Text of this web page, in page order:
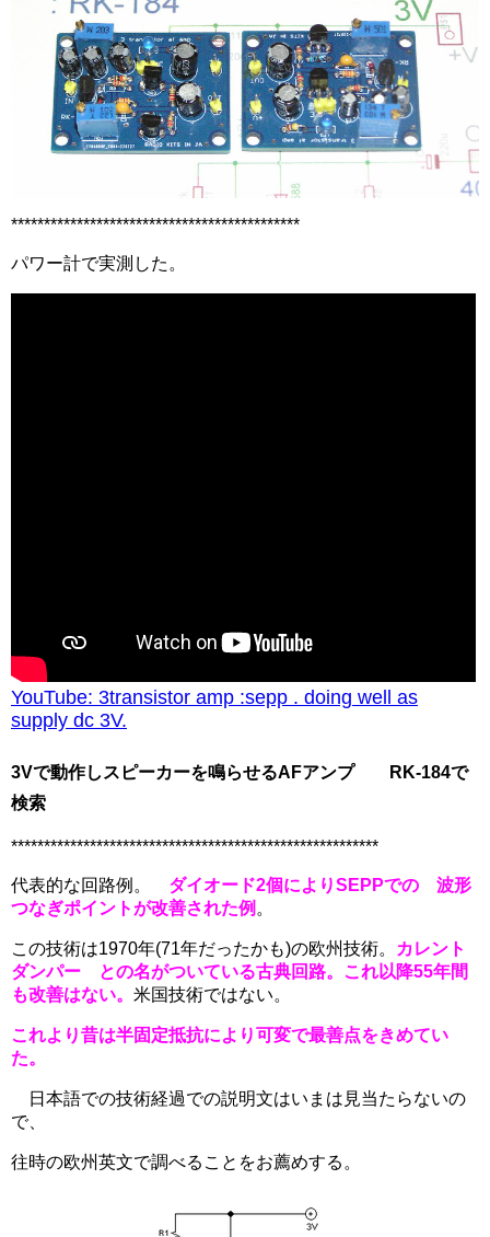
********************************************
パワー計で実測した。
YouTube: 3transistor amp :sepp . doing well as
supply dc 3V.
3Vで動作しスピーカーを鳴らせるAFアンプ RK-184で
検索
********************************************************
代表的な回路例。 ダイオード2個によりSEPPでの 波形
つなぎポイントが改善された例 。
この技術は1970年(71年だったかも)の欧州技術。
カレント
ダンパー との名がついている古典回路。これ以降55年間
も改善はない。 米国技術ではない。
これより昔は半固定抵抗により可変で最善点をきめてい
た。
日本語での技術経過での説明文はいまは見当たらないの
で、
往時の欧州英文で調べることをお薦めする。